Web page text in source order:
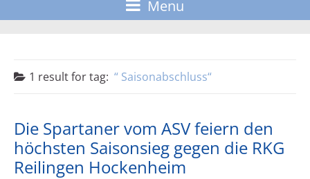
Menu
1 result fortag: Saisonabschluss
Die Spartaner vom ASV feiern den
höchsten Saisonsieg gegen die RKG
Reilingen Hockenheim